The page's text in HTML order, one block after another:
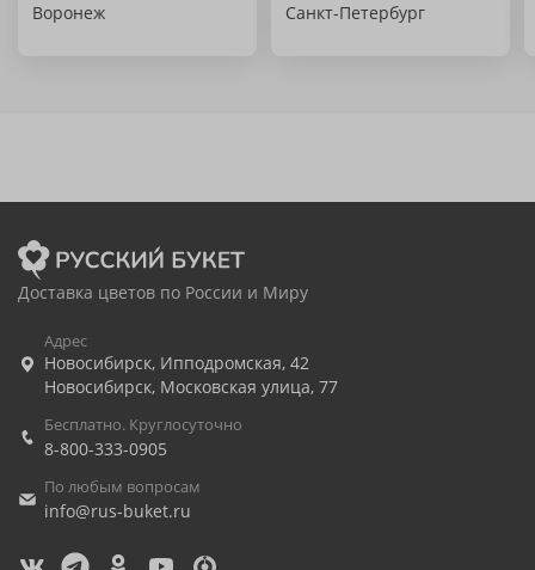
Воронеж Санкт-Петербург
Доставка цветов по России и Миру
Адрес
Новосибирск, Ипподромская, 42
Новосибирск, Московская улица, 77
Бесплатно. Круглосуточно
8-800-333-0905
По любым вопросам
info@rus-buket.ru